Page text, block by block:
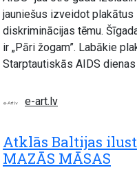
jauniešus izveidot
diskriminācijas tēmu.
ir „Pāri žogam”. Labākie
Starptautiskās AIDS
e-art.lv
Atklās Baltijas
MAZĀS MĀSAS